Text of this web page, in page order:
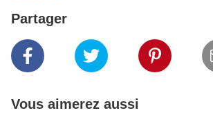
Partager
Vous aimerez aussi